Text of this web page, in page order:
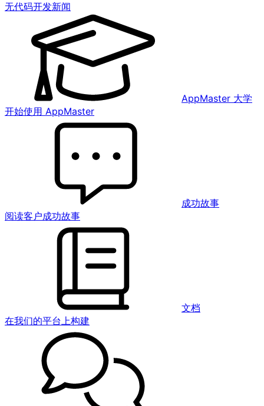
无代码开发新闻
AppMaster 大学
开始使用 AppMaster
成功故事
阅读客户成功故事
文档
在我们的平台上构建